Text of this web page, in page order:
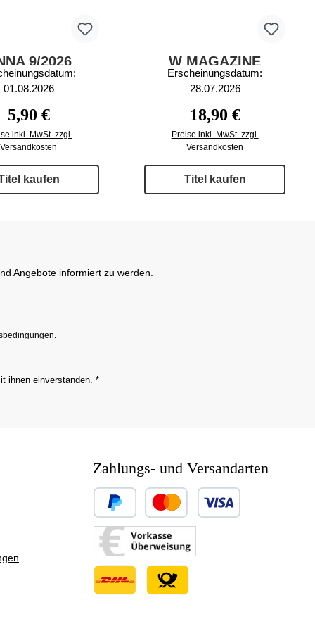
9/2026
01.08.2026
Regulärer Preis:
5,90 €
inkl. MwSt. zzgl.
Versandkosten
kaufen
W MAGAZINE
65/2026
Erscheinungsdatum:
28.07.2026
Regulärer Preis:
18,90 €
Preise inkl. MwSt. zzgl.
Versandkosten
Titel kaufen
Angebote informiert zu werden.
ihnen einverstanden. *
Zahlungs- und Versandarten
Benutzerdefiniertes Bild 1
Benutzerdefiniertes Bild 2
Benutzerdefiniertes Bild 3